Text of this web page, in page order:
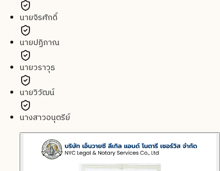
นายจิรศักดิ์
นายปฏิภาณ
นายวราวุธ
นายวิวัฒน์
นางสาวอนุตรีย์